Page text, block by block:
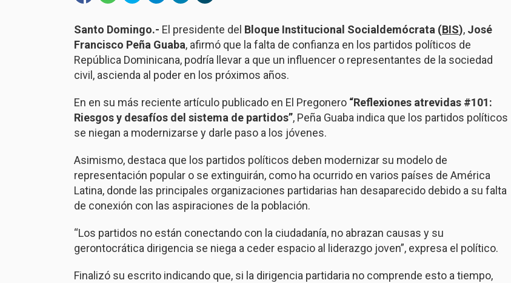
Santo Domingo.- El presidente del Bloque Institucional Socialdemócrata (BIS), José
Francisco Peña Guaba, afirmó que la falta de confianza en los partidos políticos de
República Dominicana, podría llevar a que un influencer o representantes de la sociedad
civil, ascienda al poder en los próximos años.
En en su más reciente artículo publicado en El Pregonero “Reflexiones atrevidas #101:
Riesgos y desafíos del sistema de partidos”, Peña Guaba indica que los partidos políticos
se niegan a modernizarse y darle paso a los jóvenes.
Asimismo, destaca que los partidos políticos deben modernizar su modelo de
representación popular o se extinguirán, como ha ocurrido en varios países de América
Latina, donde las principales organizaciones partidarias han desaparecido debido a su falta
de conexión con las aspiraciones de la población.
“Los partidos no están conectando con la ciudadanía, no abrazan causas y su
gerontocrática dirigencia se niega a ceder espacio al liderazgo joven”, expresa el político.
Finalizó su escrito indicando que, si la dirigencia partidaria no comprende esto a tiempo,